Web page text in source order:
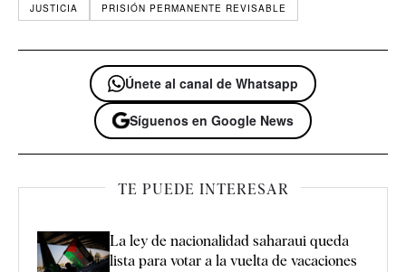
JUSTICIA PRISIÓN PERMANENTE REVISABLE
Únete al canal de Whatsapp
Síguenos en Google News
TE PUEDE INTERESAR
La ley de nacionalidad saharaui queda
lista para votar a la vuelta de vacaciones